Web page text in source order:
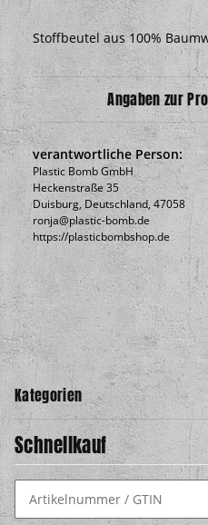
Stoffbeutel aus 100%
Angaben zur
verantwortliche Person:
Plastic Bomb GmbH
Heckenstraße 35
Duisburg, Deutschland, 47058
ronja@plastic-bomb.de
https://plasticbombshop.de
Kategorien
Schnellkauf